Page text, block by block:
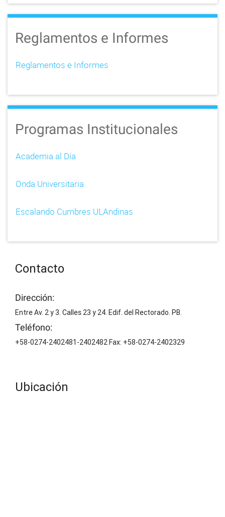
Reglamentos e Informes
Reglamentos e Informes
Programas Institucionales
Academia al Día
Onda Universitaria
Escalando Cumbres ULAndinas
Contacto
Dirección:
Entre Av. 2 y 3. Calles 23 y 24. Edif. del Rectorado. PB.
Teléfono:
+58-0274-2402481-2402482 Fax: +58-0274-2402329
Ubicación